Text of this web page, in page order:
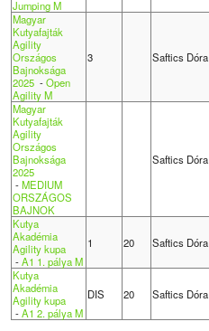
Jumping M
Magyar
Kutyafajták
Agility
Országos
Bajnoksága
2025-Open
Agility M
3 Saftics Dóra
Magyar
Kutyafajták
Agility
Országos
Bajnoksága
2025
-MEDIUM
ORSZÁGOS
BAJNOK
Saftics Dóra
Kutya
Akadémia
Agility kupa
-A1 1. pálya M
1 20 Saftics Dóra
Kutya
Akadémia
Agility kupa
-A1 2. pálya M
DIS 20 Saftics Dóra